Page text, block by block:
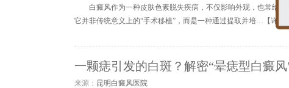
白癜风作为一种皮肤色素脱失疾病，不仅影响外观，也常给
它并非传统意义上的“手术移植”，而是一种通过提取并培…【详细
一颗痣引发的白斑？解密“晕痣型白癜风
来源： 昆明白癜风医院